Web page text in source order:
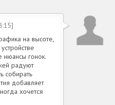
на высоте,
нюансы гонок.
радуют
собирать
добавляет
хочется